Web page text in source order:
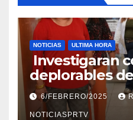
NOTICIAS ULTIMA HORA
Investigaran
deplorables
el
en Mayagüez
6/FEBRERO/2025
NOTICIASPRTV